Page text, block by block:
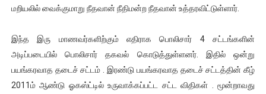
மறியலில் வைக்குமாறு நீதவான் நீதிமன்ற நீதவான் உத்தரவிட்டுள்ளார்.
இந்த இரு மாணவர்களிற்கும் எதிராக பொலிசார் 4 சட்டங்களின்
அடிப்படையில் பொலிசார் தகவல் கொடுத்துள்ளனர். இதில் ஒன்று
பயங்கரவாத தடைச் சட்டம் . இரண்டு பயங்கரவாத தடைச் சட்டத்தின் கீழ்
2011ம் ஆண்டு ஓகஸ்ட்டில் உருவாக்கப்பட்ட சட்ட விதிகள் . மூன்றாவது